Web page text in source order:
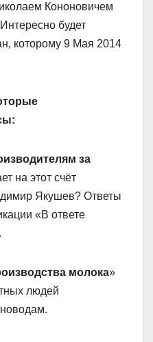
Кононовичем
будет
которому 9 Мая 2014
за
на этот счёт
Якушев? Ответы
«В ответе
молока»
людей